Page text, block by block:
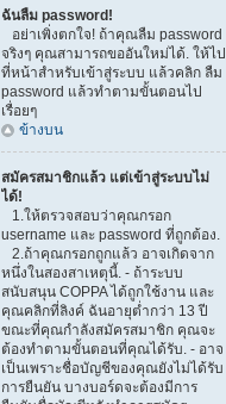
ฉันลืม password!
อย่าเพิ่งตกใจ! ถ้าคุณลืม password
จริงๆ คุณสามารถขออันใหม่ได้. ให้ไป
ที่หน้าสำหรับเข้าสู่ระบบ แล้วคลิก ลืม
password แล้วทำตามขั้นตอนไป
เรื่อยๆ
ข้างบน
สมัครสมาชิกแล้ว แต่เข้าสู่ระบบไม่
ได้!
1.ให้ตรวจสอบว่าคุณกรอก
username และ password ที่ถูกต้อง.
2.ถ้าคุณกรอกถูกแล้ว อาจเกิดจาก
หนึ่งในสองสาเหตุนี้. - ถ้าระบบ
สนับสนุน COPPA ได้ถูกใช้งาน และ
คุณคลิกที่ลิงค์ ฉันอายุต่ำกว่า 13 ปี
ขณะที่คุณกำลังสมัครสมาชิก คุณจะ
ต้องทำตามขั้นตอนที่คุณได้รับ. - อาจ
เป็นเพราะชื่อบัญชีของคุณยังไม่ได้รับ
การยืนยัน บางบอร์ดจะต้องมีการ